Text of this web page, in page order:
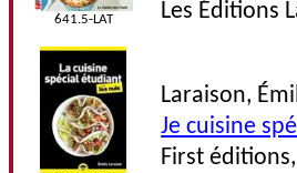
641.5-LAT Les Éditions
Laraison,
Je cuisine
First